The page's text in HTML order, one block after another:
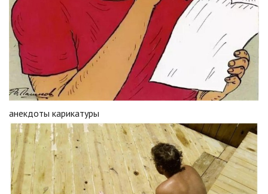
анекдоты карикатуры